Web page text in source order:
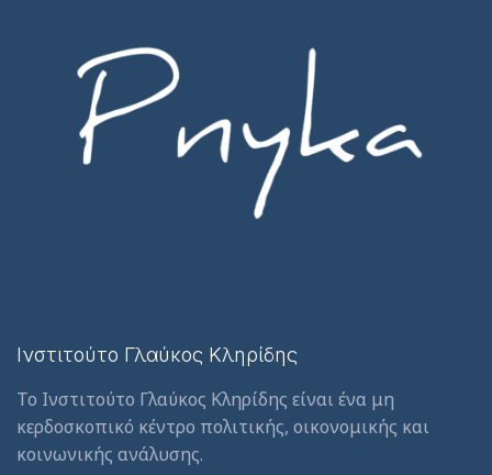
Ινστιτούτο Γλαύκος Κληρίδης
Το Ινστιτούτο Γλαύκος Κληρίδης είναι ένα μη
κερδοσκοπικό κέντρο πολιτικής, οικονομικής και
κοινωνικής ανάλυσης.